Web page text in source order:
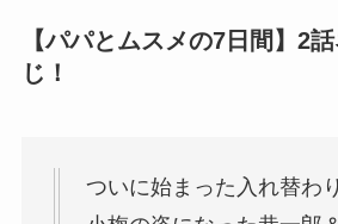
【パパとムスメの7日間】2
じ！
ついに始まった入れ替わ